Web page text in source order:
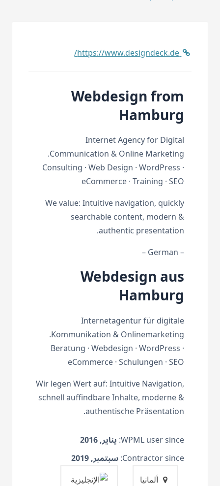
Webdesign from
Hamburg
Internet Agency for Digital
Communication & Online Marketing.
Consulting · Web Design · WordPress ·
eCommerce · Training · SEO
We value: Intuitive navigation, quickly
searchable content, modern &
authentic presentation.
– German –
Webdesign aus
Hamburg
Internetagentur für digitale
Kommunikation & Onlinemarketing.
Beratung · Webdesign · WordPress ·
eCommerce · Schulungen · SEO
Wir legen Wert auf: Intuitive Navigation,
schnell auffindbare Inhalte, moderne &
authentische Präsentation.
WPML user since: يناير, 2016
Contractor since: سبتمبر, 2019
ألمانيا